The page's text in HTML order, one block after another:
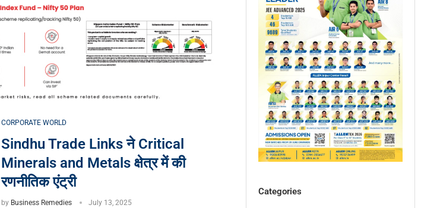
CORPORATE WORLD
Sindhu Trade Links ने Critical
Minerals and Metals क्षेत्र में की
रणनीतिक एंट्री
by Business Remedies July 13, 2025
Categories